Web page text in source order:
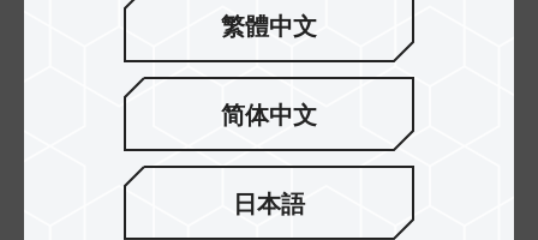
📌 舞弊行為舉報方式與管道
下載「舞弊行為檢舉申請表」填寫並檢附資料
寄至 新北市中和區建一路 166 號 3F
「十銓科技股份有限公司檢舉信箱」收
或 寄至電子信箱：
繁體中文
简体中文
日本語